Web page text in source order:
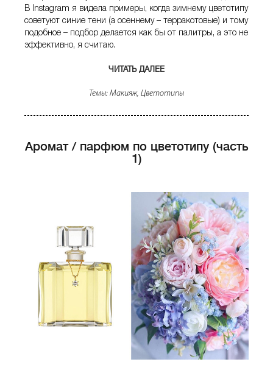
В Instagram я видела примеры, когда зимнему цветотипу
советуют синие тени (а осеннему – терракотовые) и тому
подобное – подбор делается как бы от палитры, а это не
эффективно, я считаю.
ЧИТАТЬ ДАЛЕЕ
Темы: Макияж, Цветотипы
Аромат / парфюм по цветотипу (часть
1)